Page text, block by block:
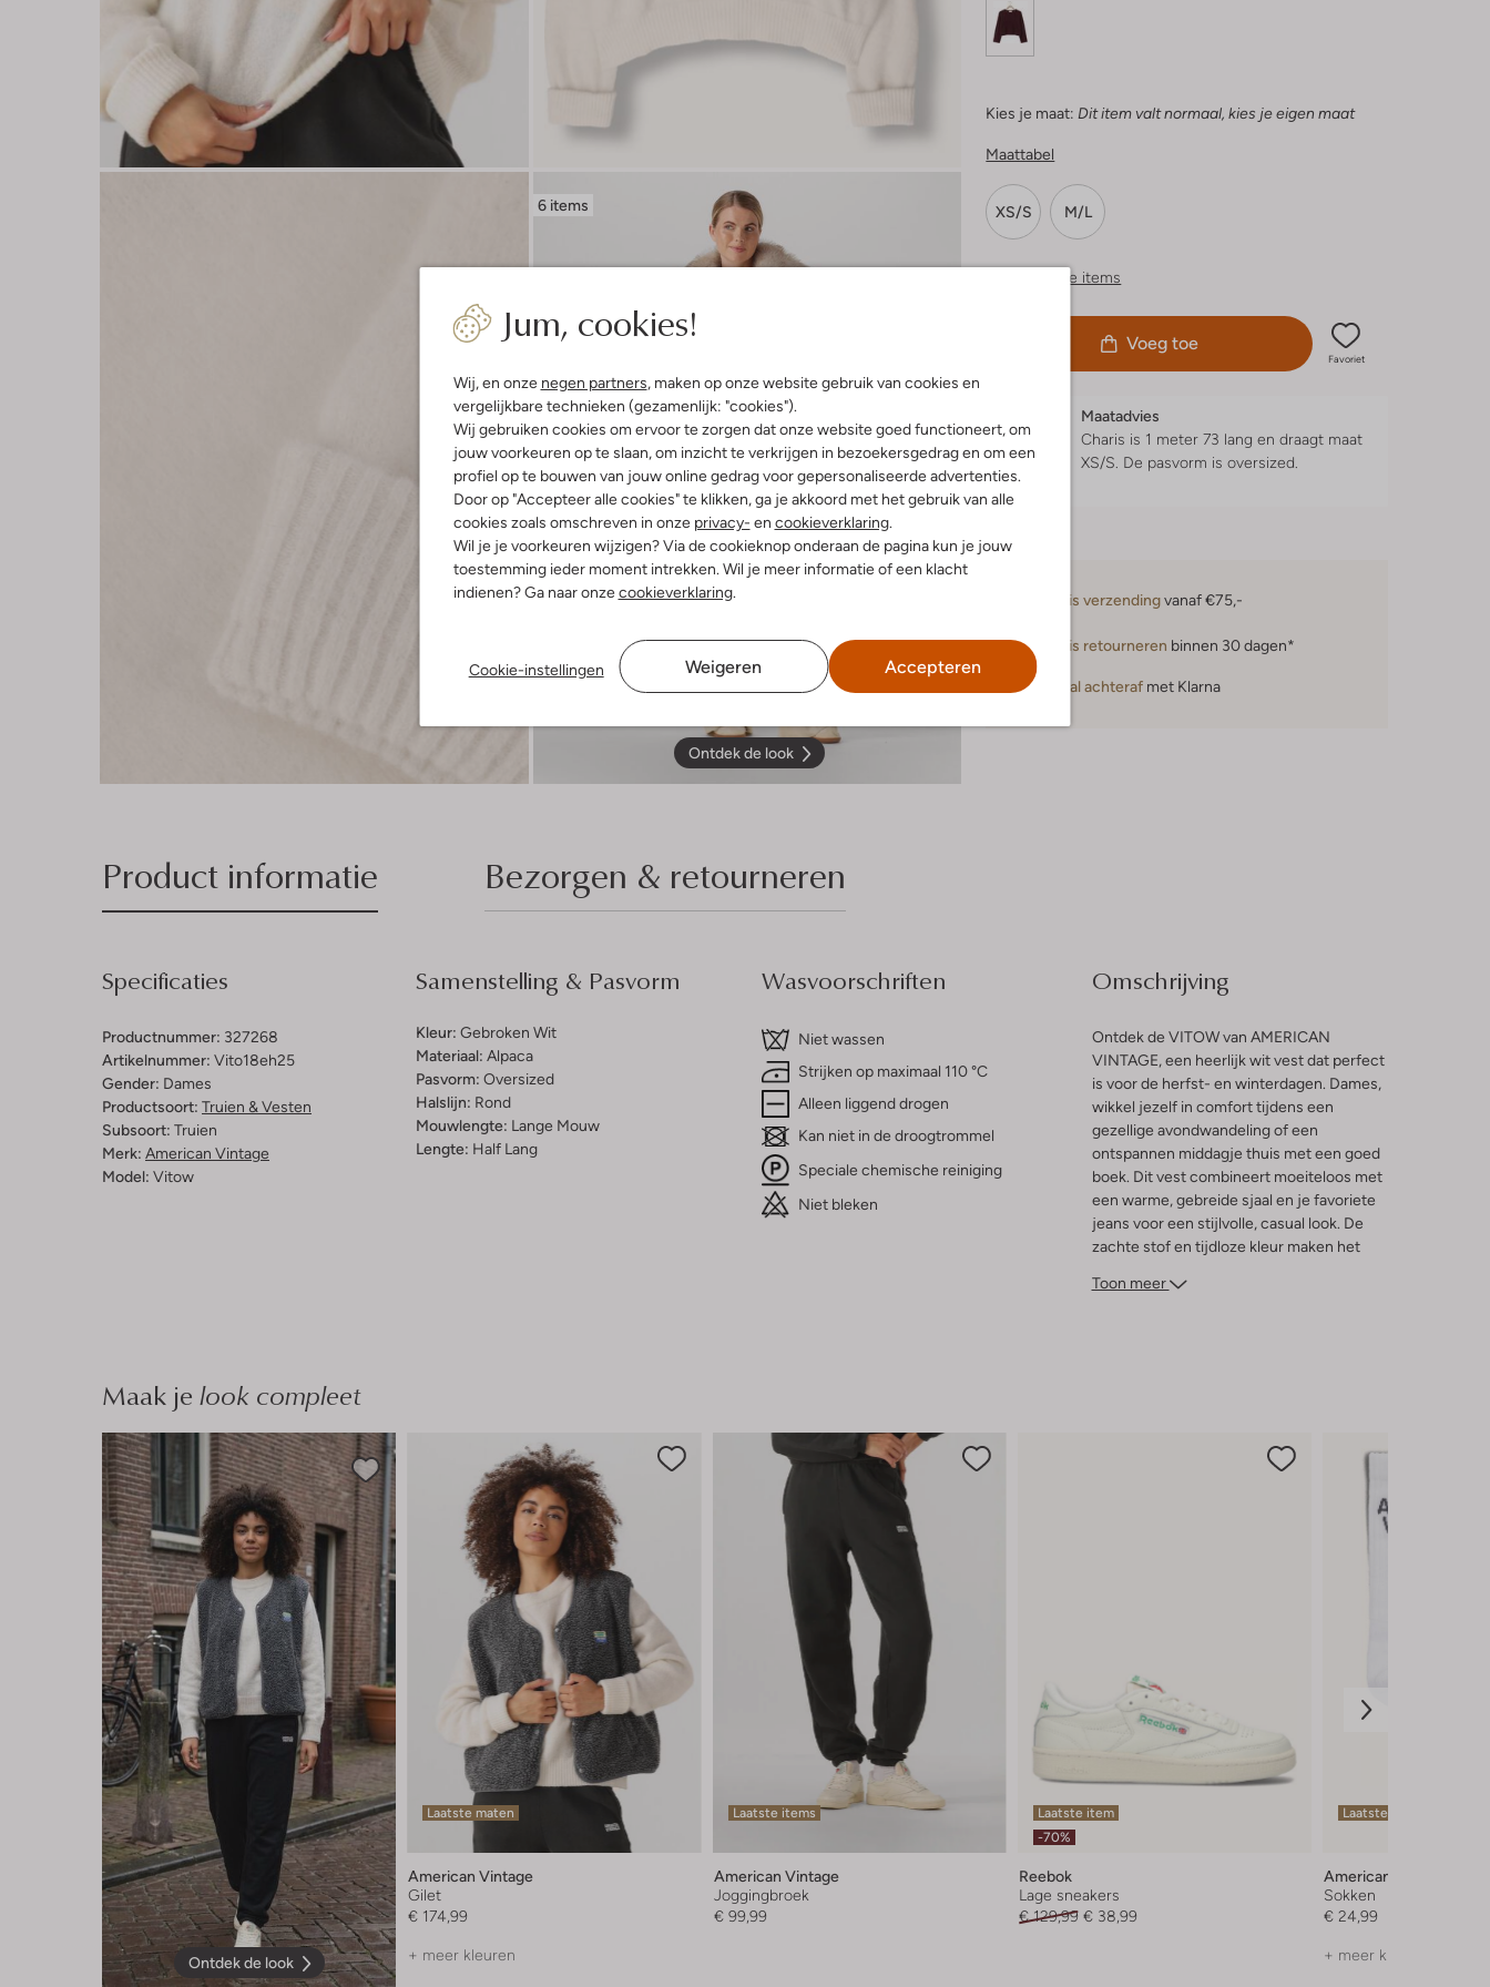
Jum, cookies!
Wij, en onze negen partners, maken op onze website gebruik van cookies en
vergelijkbare technieken (gezamenlijk: "cookies").
Wij gebruiken cookies om ervoor te zorgen dat onze website goed functioneert, om
jouw voorkeuren op te slaan, om inzicht te verkrijgen in bezoekersgedrag en om een
profiel op te bouwen van jouw online gedrag voor gepersonaliseerde advertenties.
Door op "Accepteer alle cookies" te klikken, ga je akkoord met het gebruik van alle
cookies zoals omschreven in onze privacy- en cookieverklaring.
Wil je je voorkeuren wijzigen? Via de cookieknop onderaan de pagina kun je jouw
toestemming ieder moment intrekken. Wil je meer informatie of een klacht
indienen? Ga naar onzecookieverklaring.
Cookie-instellingen Weigeren Accepteren
6 items
Ontdek de look
Kies je maat: Dit item valt normaal, kies je eigen maat
Maattabel
XS/S M/L
Vergelijkbare items
Voeg toe
Favoriet
Maatadvies
Charis is 1 meter 73 lang en draagt maat
XS/S. De pasvorm isoversized.
Gratis verzendingvanaf €75,-
Gratis retourneren binnen 30 dagen*
Betaal achteraf met Klarna
Product informatie Bezorgen & retourneren
Specificaties
Productnummer: 327268
Artikelnummer: Vito18eh25
Gender: Dames
Productsoort: Truien & Vesten
Subsoort: Truien
Merk: American Vintage
Model: Vitow
Samenstelling & Pasvorm
Kleur: Gebroken Wit
Materiaal: Alpaca
Pasvorm: Oversized
Halslijn: Rond
Mouwlengte: Lange Mouw
Lengte: Half Lang
Wasvoorschriften
Niet wassen
Strijken op maximaal 110 °C
Alleen liggend drogen
Kan niet in de droogtrommel
Speciale chemische reiniging
Niet bleken
Omschrijving
Ontdek de VITOW van AMERICAN
VINTAGE, een heerlijk wit vest dat perfect
is voor de herfst- en winterdagen. Dames,
wikkel jezelf in comfort tijdens een
gezellige avondwandeling of een
ontspannen middagje thuis met een goed
boek. Dit vest combineert moeiteloos met
een warme, gebreide sjaal en je favoriete
jeans voor een stijlvolle, casual look. De
zachte stof en tijdloze kleur maken het
Of je nu binnen blijft of de kou trotseert,
Toon meer
Maak je look compleet
Ontdek de look
Laatste maten
American Vintage
Gilet
€ 174,99
+ meer kleuren
Laatste items
American Vintage
Joggingbroek
€ 99,99
Laatste item
-70%
Reebok
Lage sneakers
€ 129,99 € 38,99
Laatste maten
American Vintage
Sokken
€ 24,99
+ meer kleuren